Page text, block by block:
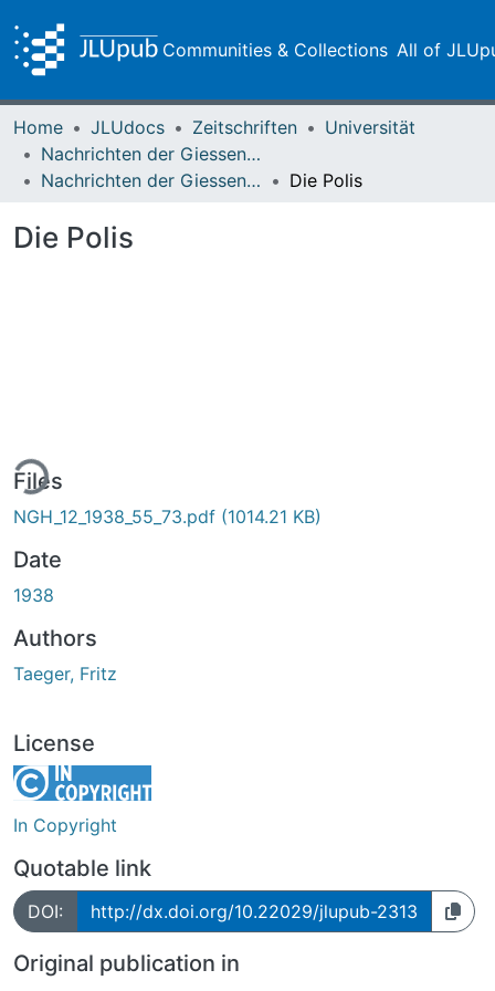
Communities & Collections All of
Home JLUdocs Zeitschriften
Universität
Nachrichten der Giessener Hochschulgesellschaft
Nachrichten der Giessener Hochschulgesellschaft Vol. 12 (1938)
Die Polis
Die Polis
Files
NGH_12_1938_55_73.pdf (1014.21 KB)
Date
1938
Authors
Taeger, Fritz
License
In Copyright
Quotable link
DOI: http://dx.doi.org/10.22029/jlupub-2313
Original publication in